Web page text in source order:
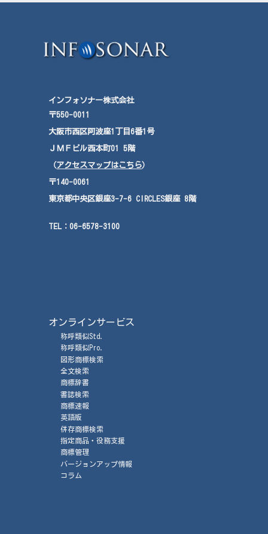
インフォソナー株式会社
〒550-0011
大阪市西区阿波座1 丁目6番1 号
ＪＭＦ ビル西本町01 5階
（アクセスマップはこちら）
〒140-0061
東京都中央区銀座3-7-6 CIRCLES銀座 8階
TEL：06-6578-3100
オンラインサービス
称呼類似Std.
称呼類似Pro.
図形商標検索
全文検索
商標辞書
書誌検索
商標速報
英語版
併存商標検索
指定商品・役務支援
商標管理
バージョンアップ情報
コラム